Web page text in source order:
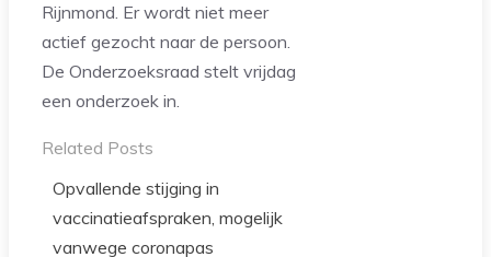
Rijnmond. Er wordt niet meer
actief gezocht naar de persoon.
De Onderzoeksraad stelt vrijdag
een onderzoek in.
Related Posts
Opvallende stijging in
vaccinatieafspraken, mogelijk
vanwege coronapas